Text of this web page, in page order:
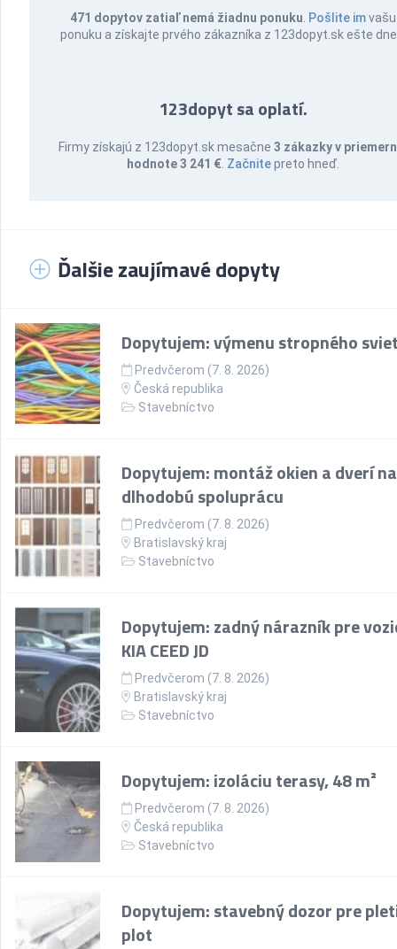
471 dopytov zatiaľ nemá žiadnu ponuku Pošlite imvašu
ponuku a získajte prvého zákazníka z 123dopyt.sk ešte
123dopyt sa oplatí.
Firmy získajú z 123dopyt.sk mesačne3 zákazky v
hodnote 3 241 € Začnitepreto hneď.
Ďalšie zaujímavé dopyty
Dopytujem: výmenu stropného
Predvčerom (7. 8. 2026)
Česká republika
Stavebníctvo
Dopytujem: montáž okien a dverí na
dlhodobú spoluprácu
Predvčerom (7. 8. 2026)
Bratislavský kraj
Stavebníctvo
Dopytujem: zadný nárazník pre
KIA CEED JD
Predvčerom (7. 8. 2026)
Bratislavský kraj
Stavebníctvo
Dopytujem: izoláciu terasy, 48 m²
Predvčerom (7. 8. 2026)
Česká republika
Stavebníctvo
Dopytujem: stavebný dozor pre
plot